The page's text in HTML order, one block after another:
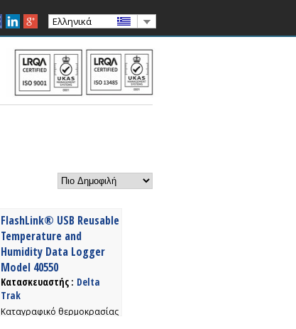
Ελληνικά
FlashLink® USB Reusable
Temperature and
Humidity Data Logger
Model 40550
Κατασκευαστής : Delta
Trak
Kαταγραφικό θερμοκρασίας